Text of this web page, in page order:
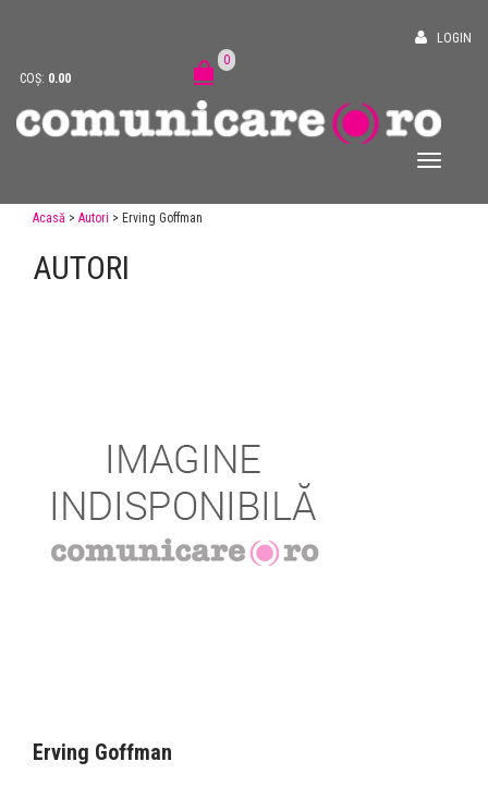
LOGIN
COȘ: 0.00
0
Acasă > Autori > Erving Goffman
AUTORI
Erving Goffman